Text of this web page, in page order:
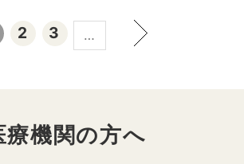
2 3 …
療機関の方へ